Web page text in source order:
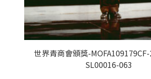
世界青商會頒獎-
SL00016-063